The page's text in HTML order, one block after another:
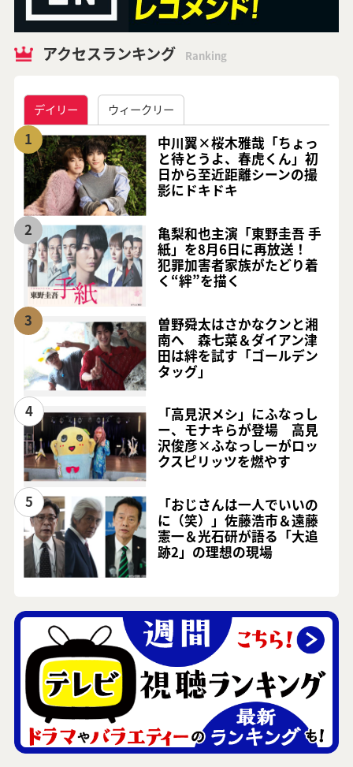
アクセスランキング Ranking
デイリー ウィークリー
1
中川翼×桜木雅哉「ちょっ
と待とうよ、春虎くん」初
日から至近距離シーンの撮
影にドキドキ
2
亀梨和也主演「東野圭吾 手
紙」を8月6日に再放送！
犯罪加害者家族がたどり着
く“絆”を描く
3
曽野舜太はさかなクンと湘
南へ 森七菜＆ダイアン津
田は絆を試す「ゴールデン
タッグ」
4
「高見沢メシ」にふなっし
ー、モナキらが登場 高見
沢俊彦×ふなっしーがロッ
クスピリッツを燃やす
5
「おじさんは一人でいいの
に（笑）」佐藤浩市＆遠藤
憲一＆光石研が語る「大追
跡2」の理想の現場